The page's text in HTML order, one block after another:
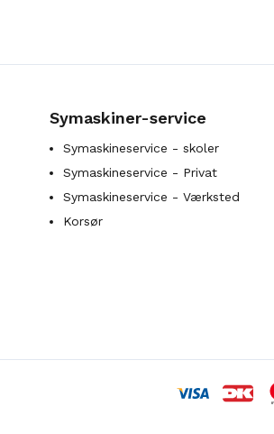
Symaskiner-service
Symaskineservice - skoler
Symaskineservice - Privat
Symaskineservice - Værksted
Korsør